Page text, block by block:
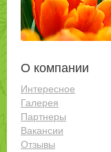
О компании
Интересное
Галерея
Партнеры
Вакансии
Отзывы